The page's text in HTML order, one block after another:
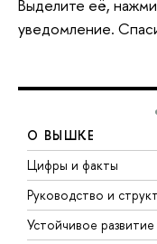
Выделите её,
уведомление.
О ВЫШКЕ
Цифры и факты
Руководство и
Устойчивое